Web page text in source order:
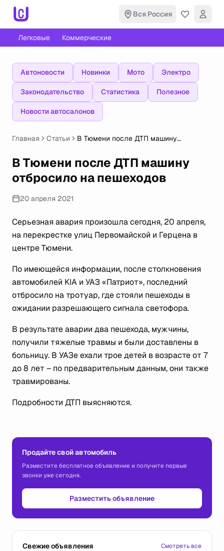
Вся Россия
Легковые Коммерческие
Автоновости Новинки Мото Электро
Законодательство Статистика Полезное
Новости автосалонов
Главная Статьи
В Тюмени после ДТП машину
В Тюмени после ДТП машину
отбросило на пешеходов
20 апреля 2021
Серьезная авария произошла сегодня, 20 апреля,
на перекрестке улиц Первомайской и Герцена в
центре Тюмени.
По имеющейся информации, после столкновения
автомобилей KIA и УАЗ «Патриот», последний
отбросило на тротуар, где стояли пешеходы в
ожидании разрешающего сигнала светофора.
В результате аварии два пешехода, мужчины,
получили тяжелые травмы и были доставлены в
больницу. В УАЗе ехали трое детей в возрасте от 7
до 8 лет – по предварительным данным, они также
травмированы.
Подробности ДТП выясняются.
Продайте свой автомобиль
Разместите бесплатное объявление и получите первые
звонки уже сегодня.
Разместить объявление
Свежие объявления Смотреть все